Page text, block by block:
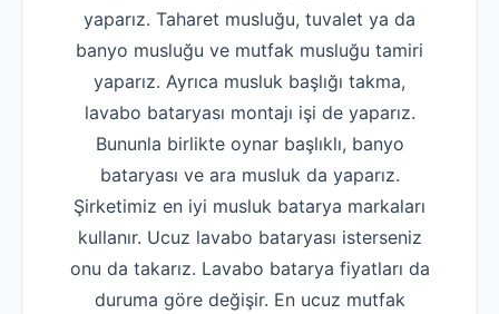
yaparız. Taharet musluğu, tuvalet ya da
banyo musluğu ve mutfak musluğu tamiri
yaparız. Ayrıca musluk başlığı takma,
lavabo bataryası montajı işi de yaparız.
Bununla birlikte oynar başlıklı, banyo
bataryası ve ara musluk da yaparız.
Şirketimiz en iyi musluk batarya markaları
kullanır. Ucuz lavabo bataryası isterseniz
onu da takarız. Lavabo batarya fiyatları da
duruma göre değişir. En ucuz mutfak